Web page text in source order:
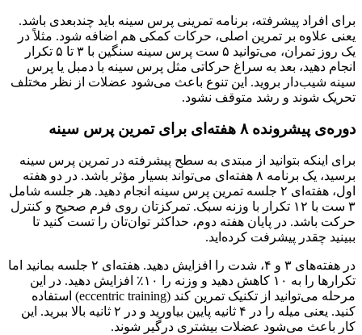
برای افراد پیشرفته، برنامه تمرینی پرس سینه باید چندبعدی باشد.
یعنی علاوه بر تمرین اصلی، حرکات کمکی هم اضافه شود. مثلاً در
یک روز تمران، می‌توانید ۵ ست پرس سینه سنگین با ۳ تا ۵ تکرار
انجام دهید، بعد به سراغ حرکاتی مثل پرس سینه با دمبل یا پرس
سینه شیب‌دار بروید. این تنوع باعث می‌شود عضلات از نظر مختلف
تحریک شوند و رشد متوقف نشود.
دوره‌ی پیشرونده ۸ هفته‌ای برای تمرین پرس سینه
برای اینکه بتوانید از مبتدی به سطح پیشرفته در تمرین پرس سینه
برسید، یک برنامه ۸ هفته‌ای می‌تواند بسیار مؤثر باشد. در دو هفته
اول، هفته‌ای ۲ جلسه تمرین پرس سینه انجام دهید. هر جلسه شامل
۳ ست با ۱۲ تکرار با وزنه سبک. تمرکزتان روی فرم صحیح و کنترل
حرکت باشد. در پایان هفته دوم، حداکثر توان‌تان را تست کنید تا
ببینید چقدر پیشرفت کرده‌اید.
در هفته‌های ۳ و ۴، شدت را افزایش دهید. هفته‌ای ۲ جلسه بمانید اما
تکرارها را به ۱۰ کاهش دهید و وزنه را ۱۰٪ افزایش دهید. در این
مرحله می‌توانید از تکنیک تمرین کند (eccentric training) استفاده
کنید. یعنی میله را در ۴ ثانیه پایین بیاورید و در ۲ ثانیه بالا ببرید. این
کار باعث می‌شود عضلات بیشتری درگیر شوند.